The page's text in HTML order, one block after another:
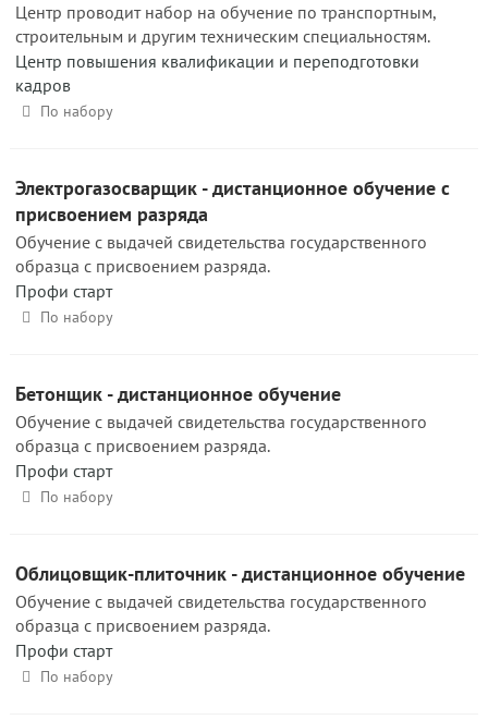
Центр проводит набор на обучение по транспортным,
строительным и другим техническим специальностям.
Центр повышения квалификации и переподготовки
кадров
По набору
Электрогазосварщик - дистанционное обучение с
присвоением разряда
Обучение с выдачей свидетельства государственного
образца с присвоением разряда.
Профи старт
По набору
Бетонщик - дистанционное обучение
Обучение с выдачей свидетельства государственного
образца с присвоением разряда.
Профи старт
По набору
Облицовщик-плиточник - дистанционное обучение
Обучение с выдачей свидетельства государственного
образца с присвоением разряда.
Профи старт
По набору